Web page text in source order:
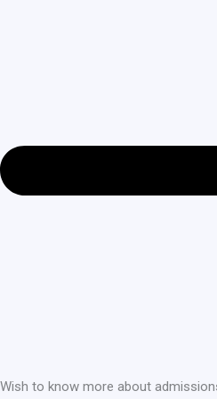
Wish to know more about